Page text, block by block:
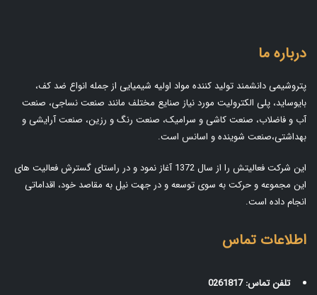
درباره ما
پتروشیمی دانشمند تولید کننده مواد اولیه شیمیایی از جمله انواع ضد کف،
بایوساید، پلی الکترولیت مورد نیاز صنایع مختلف مانند صنعت نساجی، صنعت
آب و فاضلاب، صنعت کاشی و سرامیک، صنعت رنگ و رزین، صنعت آرایشی و
بهداشتی،صنعت شوینده و اسانس است.
این شرکت فعالیتش را از سال 1372 آغاز نمود و در راستای گسترش فعالیت های
این مجموعه و حرکت به سوی توسعه و در جهت نیل به مقاصد خود، اقداماتی
انجام داده است.
اطلاعات تماس
تلفن تماس: 0261817